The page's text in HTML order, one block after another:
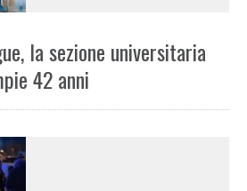
la sezione universitaria
42 anni